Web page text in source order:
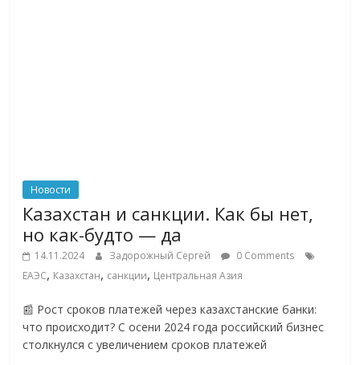
Новости
Казахстан и санкции. Как бы нет,
но как-будто — да
14.11.2024 Задорожный Сергей
0 Comments
ЕАЭС, Казахстан, санкции, Центральная Азия
📰 Рост сроков платежей через казахстанские банки:
что происходит? С осени 2024 года российский бизнес
столкнулся с увеличением сроков платежей